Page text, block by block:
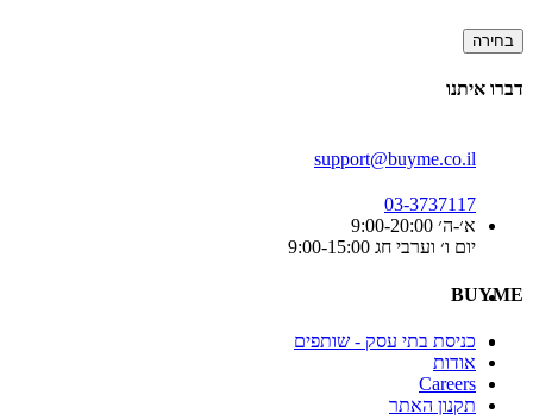
בחירה
דברו איתנו
support@buyme.co.il
03-3737117
א׳-ה׳ 9:00-20:00
יום ו׳ וערבי חג 9:00-15:00
BUYME
כניסת בתי עסק - שותפים
אודות
Careers
תקנון האתר